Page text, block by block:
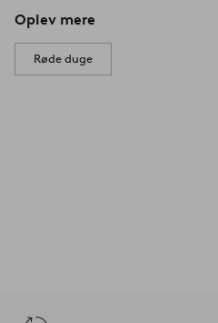
Oplev mere
Røde duge